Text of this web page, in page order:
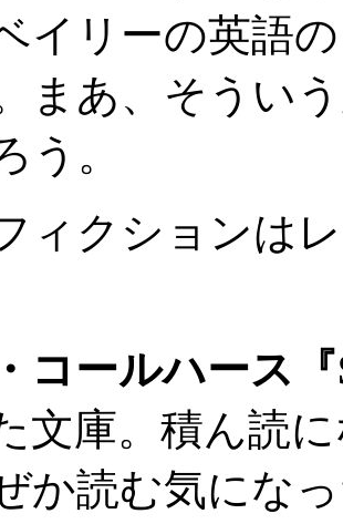
イリーの英語
まあ、そうい
う。
ィクションは
コールハース
文庫。積ん読
か読む気にな